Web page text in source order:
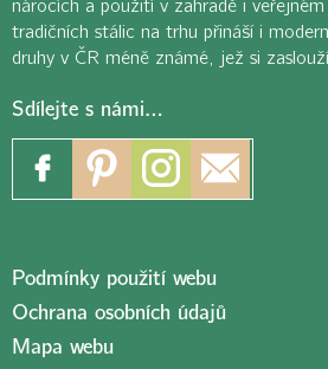
nárocích a použití v zahradě i
tradičních stálic na trhu přináší i
druhy v ČR méně známé, jež si
Sdílejte s námi…
Podmínky použití webu
Ochrana osobních údajů
Mapa webu